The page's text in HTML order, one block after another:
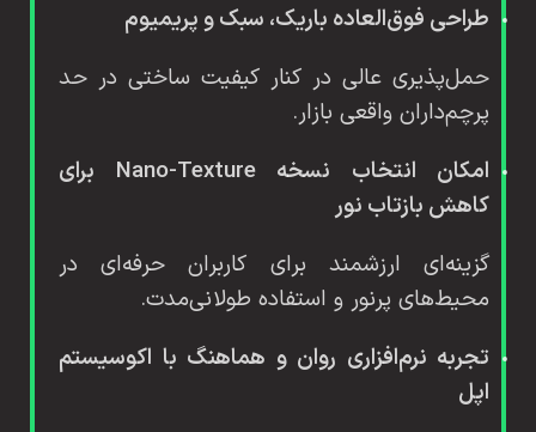
طراحی فوق‌العاده باریک، سبک و پریمیوم
حمل‌پذیری عالی در کنار کیفیت ساختی در حد
پرچم‌داران واقعی بازار.
امکان انتخاب نسخه Nano-Texture برای
کاهش بازتاب نور
گزینه‌ای ارزشمند برای کاربران حرفه‌ای در
محیط‌های پرنور و استفاده طولانی‌مدت.
تجربه نرم‌افزاری روان و هماهنگ با اکوسیستم
اپل